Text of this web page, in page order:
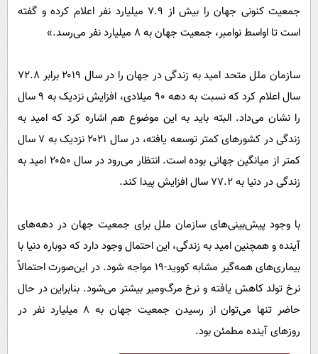
جمعیت کنونی جهان را بیش از ۷.۹ میلیارد نفر اعلام کرده و گفته
است تا اواسط نوامبر، جمعیت جهان به ۸ میلیارد نفر می‌رسد.»
سازمان ملل متحد امید به زندگی در جهان را در سال ۲۰۱۹ برابر ۷۲.۸
سال اعلام کرد که نسبت به دهه ۹۰ میلادی، افزایش نزدیک به ۹ سال
را نشان می‌داد. البته باید به این موضوع هم اشاره کرد که امید به
زندگی در کشورهای کمتر توسعه یافته، در سال ۲۰۲۱ نزدیک به ۷ سال
کمتر از میانگین جهانی بوده است. انتظار می‌رود در سال ۲۰۵۰ امید به
زندگی در دنیا به ۷۷.۲ سال افزایش پیدا کند.
با وجود پیش‌بینی‌های سازمان ملل برای جمعیت جهان در دهه‌های
آینده و همچنین امید به زندگی، این احتمال وجود دارد که دوباره دنیا با
بیماری‌های همه‌گیر مشابه کووید-۱۹ مواجه شود. در این‌صورت احتمالاً
نرخ تولد کاهش یافته و نرخ مرگ‌ومیر بیشتر می‌شود. بنابراین در حال
حاضر تنها می‌توان از رسیدن جمعیت جهان به ۸ میلیارد نفر در
روزهای آینده مطمئن بود.